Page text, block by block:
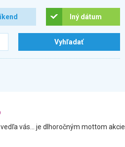
Iný dátum
vás... je dlhoročným mottom akcie.